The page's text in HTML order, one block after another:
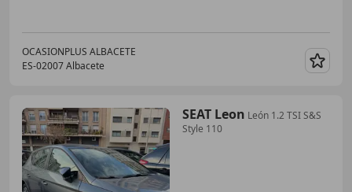
OCASIONPLUS ALBACETE
ES-02007 Albacete
SEAT Leon León 1.2 TSI S&S
Style 110